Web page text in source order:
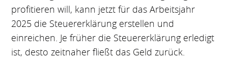
profitieren will, kann jetzt für das Arbeitsjahr
2025 die Steuererklärung erstellen und
einreichen. Je früher die Steuererklärung erledigt
ist, desto zeitnaher fließt das Geld zurück.